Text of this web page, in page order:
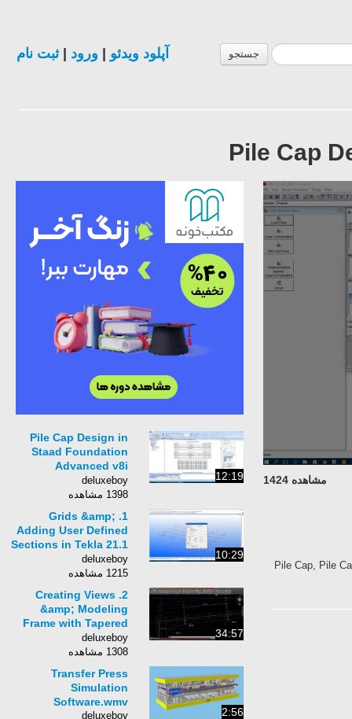
جستجو آپلود ویدئو ورود |ثبت نام
Pile Cap
مشاهده 1424
Pile Cap, Pile
12:19
Pile Cap Design in
Staad Foundation
Advanced v8i
(Version 7.02)
deluxeboy
1398 مشاهده
10:29
1. Grids &amp;
Adding User Defined
Sections in Tekla 21.1
for Steel Structure
deluxeboy
1215 مشاهده
34:57
2. Creating Views
&amp; Modeling
Frame with Tapered
Section in Tekla
Structures v21.1
deluxeboy
1308 مشاهده
2:56
Transfer Press
Simulation
Software.wmv
deluxeboy